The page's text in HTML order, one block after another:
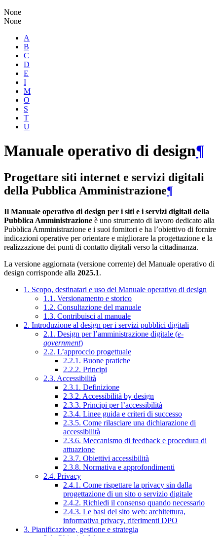
None
None
A
B
C
D
E
I
M
O
S
T
U
Manuale operativo di design¶
Progettare siti internet e servizi digitali
della Pubblica Amministrazione¶
Il Manuale operativo di design per i siti e i servizi digitali della
Pubblica Amministrazione è uno strumento di lavoro dedicato alla
Pubblica Amministrazione e i suoi fornitori e ha l’obiettivo di fornire
indicazioni operative per orientare e migliorare la progettazione e la
realizzazione dei punti di contatto digitali verso la cittadinanza.
La versione aggiornata (versione corrente) del Manuale operativo di
design corrisponde alla 2025.1.
1. Scopo, destinatari e uso del Manuale operativo di design
1.1. Versionamento e storico
1.2. Consultazione del manuale
1.3. Contribuisci al manuale
2. Introduzione al design per i servizi pubblici digitali
2.1. Design per l’amministrazione digitale (e-
government)
2.2. L’approccio progettuale
2.2.1. Buone pratiche
2.2.2. Principi
2.3. Accessibilità
2.3.1. Definizione
2.3.2. Accessibilità by design
2.3.3. Principi per l’accessibilità
2.3.4. Linee guida e criteri di successo
2.3.5. Come rilasciare una dichiarazione di
accessibilità
2.3.6. Meccanismo di feedback e procedura di
attuazione
2.3.7. Obiettivi accessibilità
2.3.8. Normativa e approfondimenti
2.4. Privacy
2.4.1. Come rispettare la privacy sin dalla
progettazione di un sito o servizio digitale
2.4.2. Richiedi il consenso quando necessario
2.4.3. Le basi del sito web: architettura,
informativa privacy, riferimenti DPO
3. Pianificazione, gestione e strategia